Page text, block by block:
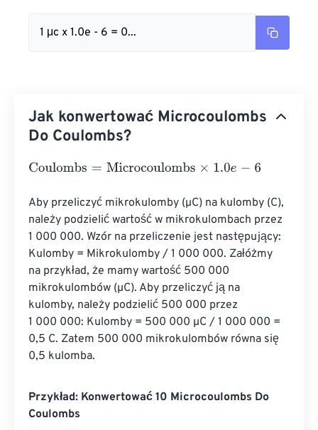
1 μc x 1.0e - 6 = 0...
Jak konwertować Microcoulombs
Do Coulombs?
Coulombs= Microcoulombs×1.0e- 6
Aby przeliczyć mikrokulomby (µC) na kulomby (C),
należy podzielić wartość w mikrokulombach przez
1 000 000. Wzór na przeliczenie jest następujący:
Kulomby = Mikrokulomby / 1 000 000. Załóżmy
na przykład, że mamy wartość 500 000
mikrokulombów (µC). Aby przeliczyć ją na
kulomby, należy podzielić 500 000 przez
1 000 000: Kulomby = 500 000 µC / 1 000 000 =
0,5 C. Zatem 500 000 mikrokulombów równa się
0,5 kulomba.
Przykład: Konwertować 10 Microcoulombs Do
Coulombs